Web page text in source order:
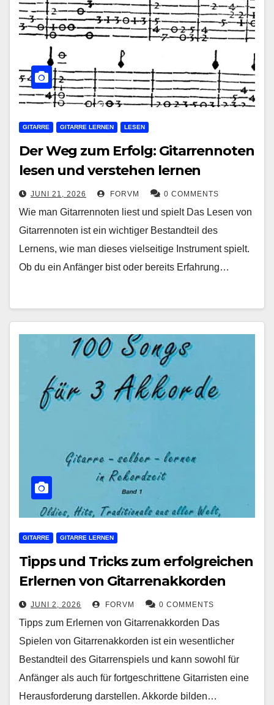
GITARRE GITARRE LERNEN LESEN
Der Weg zum Erfolg: Gitarrennoten
lesen und verstehen lernen
JUNI 21, 2026 FORVM 0 COMMENTS
Wie man Gitarrennoten liest und spielt Das Lesen von
Gitarrennoten ist ein wichtiger Bestandteil des
Lernens, wie man dieses vielseitige Instrument spielt.
Ob du ein Anfänger bist oder bereits Erfahrung…
GITARRE GITARRE LERNEN
Tipps und Tricks zum erfolgreichen
Erlernen von Gitarrenakkorden
JUNI 2, 2026 FORVM 0 COMMENTS
Tipps zum Erlernen von Gitarrenakkorden Das
Spielen von Gitarrenakkorden ist ein wesentlicher
Bestandteil des Gitarrenspiels und kann sowohl für
Anfänger als auch für fortgeschrittene Gitarristen eine
Herausforderung darstellen. Akkorde bilden…